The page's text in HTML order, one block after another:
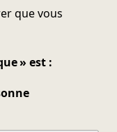
que vous
» est :